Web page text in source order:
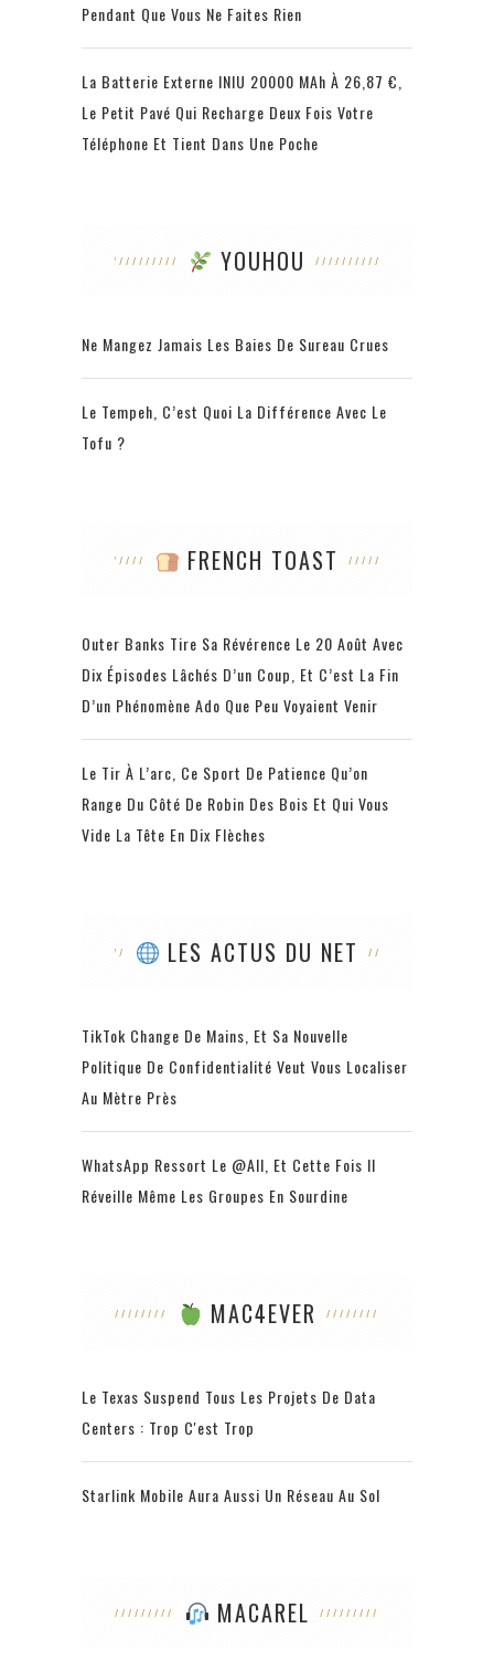
Pendant Que Vous Ne Faites Rien
La Batterie Externe INIU 20000 MAh À 26,87 €,
Le Petit Pavé Qui Recharge Deux Fois Votre
Téléphone Et Tient Dans Une Poche
YOUHOU
Ne Mangez Jamais Les Baies De Sureau Crues
Le Tempeh, C’est Quoi La Différence Avec Le
Tofu ?
FRENCH TOAST
Outer Banks Tire Sa Révérence Le 20 Août Avec
Dix Épisodes Lâchés D’un Coup, Et C’est La Fin
D’un Phénomène Ado Que Peu Voyaient Venir
Le Tir À L’arc, Ce Sport De Patience Qu’on
Range Du Côté De Robin Des Bois Et Qui Vous
Vide La Tête En Dix Flèches
LES ACTUS DU NET
TikTok Change De Mains, Et Sa Nouvelle
Politique De Confidentialité Veut Vous Localiser
Au Mètre Près
WhatsApp Ressort Le @all, Et Cette Fois Il
Réveille Même Les Groupes En Sourdine
MAC4EVER
Le Texas Suspend Tous Les Projets De Data
Centers : Trop C'est Trop
Starlink Mobile Aura Aussi Un Réseau Au Sol
MACAREL